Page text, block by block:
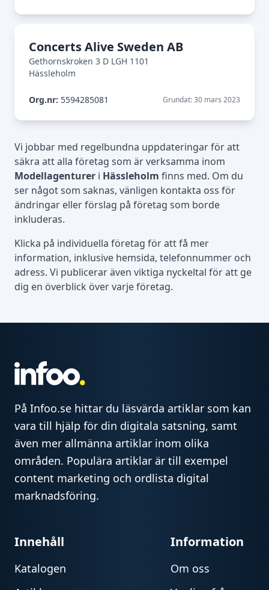
Concerts Alive Sweden AB
Gethornskroken 3 D LGH 1101
Hässleholm
Org.nr: 5594285081 Grundat: 30 mars 2023
Vi jobbar med regelbundna uppdateringar för att
säkra att alla företag som är verksamma inom
Modellagenturer i Hässleholm finns med. Om du
ser något som saknas, vänligen kontakta oss för
ändringar eller förslag på företag som borde
inkluderas.
Klicka på individuella företag för att få mer
information, inklusive hemsida, telefonnummer och
adress. Vi publicerar även viktiga nyckeltal för att ge
dig en överblick över varje företag.
På Infoo.se hittar du läsvärda artiklar som kan
vara till hjälp för din digitala satsning, samt
även mer allmänna artiklar inom olika
områden. Populära artiklar är till exempel
content marketing och ordlista digital
marknadsföring.
Innehåll
Katalogen
Information
Om oss